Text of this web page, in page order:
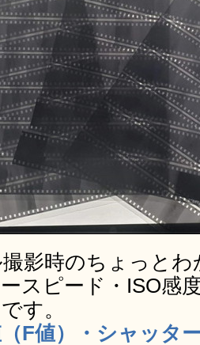
影時のちょっと
スピード・ISO感
す。
F値）・シャッタ